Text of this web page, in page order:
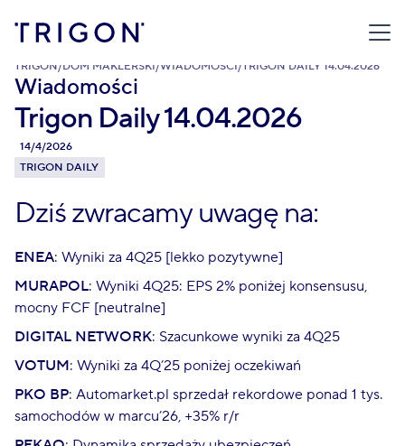
TRIGON/DOM MAKLERSKI/WIADOMOŚCI/ TRIGON DAILY 14.04.2026
Wiadomości
Trigon Daily 14.04.2026
14/4/2026
TRIGON DAILY
Dziś zwracamy uwagę na:
ENEA: Wyniki za 4Q25 [lekko pozytywne]
MURAPOL: Wyniki 4Q25: EPS 2% poniżej konsensusu,
mocny FCF [neutralne]
DIGITAL NETWORK: Szacunkowe wyniki za 4Q25
VOTUM: Wyniki za 4Q’25 poniżej oczekiwań
PKO BP: Automarket.pl sprzedał rekordowe ponad 1 tys.
samochodów w marcu’26, +35% r/r